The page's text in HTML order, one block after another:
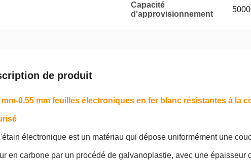
Capacité
d'approvisionnement
de produit
mm-0.55 mm feuilles électroniques en fer blanc résistantes à la
électronique est un matériau qui dépose uniformément une
en carbone par un procédé de galvanoplastie, avec une épaisseur